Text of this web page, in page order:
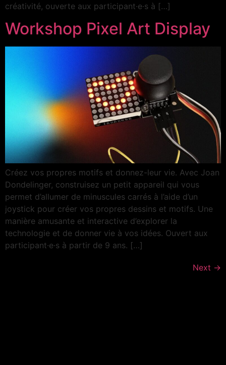
créativité, ouverte aux participant·e·s à […]
Workshop Pixel Art Display
Créez vos propres motifs et donnez-leur vie. Avec Joan
Dondelinger, construisez un petit appareil qui vous
permet d’allumer de minuscules carrés à l’aide d’un
joystick pour créer vos propres dessins et motifs. Une
manière amusante et interactive d’explorer la
technologie et de donner vie à vos idées. Ouvert aux
participant·e·s à partir de 9 ans. […]
Next →